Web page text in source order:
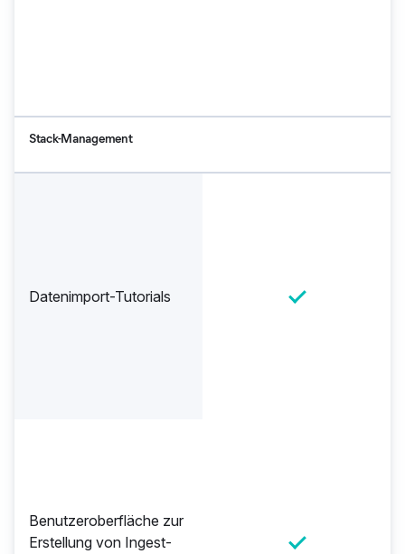
Stack-Management
Datenimport-Tutorials
Benutzeroberfläche zur
Erstellung von Ingest-